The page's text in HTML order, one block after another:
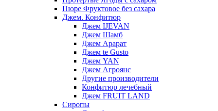
Пюре Фруктовое без сахара
Джем. Конфитюр
Джем IJEVAN
Джем Шамб
Джем Арарат
Джем te Gusto
Джем YAN
Джем Агроянс
Другие производители
Конфитюр лечебный
Джем FRUIT LAND
Сиропы